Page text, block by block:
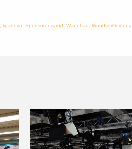
liganova Sponsorenwand Wandbau Wandverkleidung